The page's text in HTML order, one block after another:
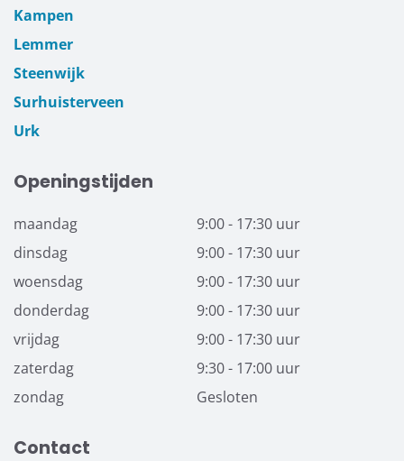
Kampen
Lemmer
Steenwijk
Surhuisterveen
Urk
Openingstijden
maandag
9:00 - 17:30 uur
dinsdag
9:00 - 17:30 uur
woensdag
9:00 - 17:30 uur
donderdag
9:00 - 17:30 uur
vrijdag
9:00 - 17:30 uur
zaterdag
9:30 - 17:00 uur
zondag
Gesloten
Contact